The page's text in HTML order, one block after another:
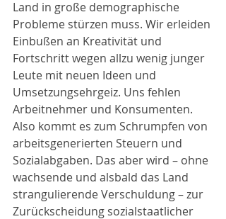
Land in große demographische
Probleme stürzen muss. Wir erleiden
Einbußen an Kreativität und
Fortschritt wegen allzu wenig junger
Leute mit neuen Ideen und
Umsetzungsehrgeiz. Uns fehlen
Arbeitnehmer und Konsumenten.
Also kommt es zum Schrumpfen von
arbeitsgenerierten Steuern und
Sozialabgaben. Das aber wird – ohne
wachsende und alsbald das Land
strangulierende Verschuldung – zur
Zurückscheidung sozialstaatlicher